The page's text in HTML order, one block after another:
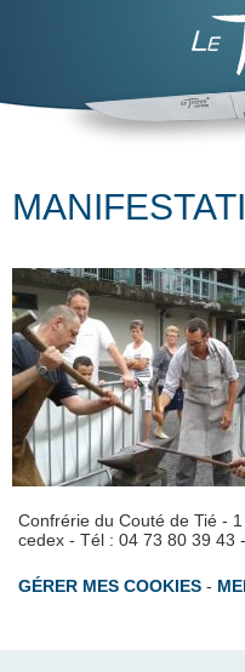
Confrérie du Couté de Tié -
cedex - Tél : 04 73 80 39 43
GÉRER MES COOKIES -